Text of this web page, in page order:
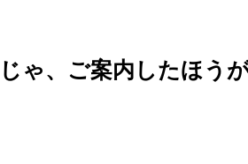
ゃ、ご案内したほう